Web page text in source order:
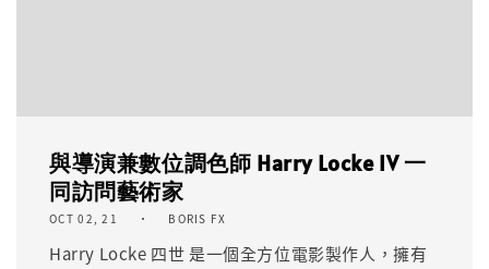
與導演兼數位調色師 Harry Locke IV 一
同訪問藝術家
OCT 02, 21 BORIS FX
Harry Locke 四世 是一個全方位電影製作人，擁有